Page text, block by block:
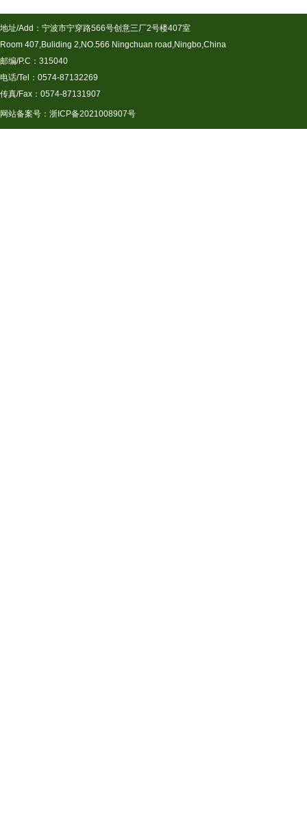
地址/Add：宁波市宁穿路566号创意三厂2号楼407室
Room 407,Buliding 2,NO.566 Ningchuan road,Ningbo,China
邮编/P.C：315040
电话/Tel：0574-87132269
传真/Fax：0574-87131907
网站备案号： 浙ICP备2021008907号